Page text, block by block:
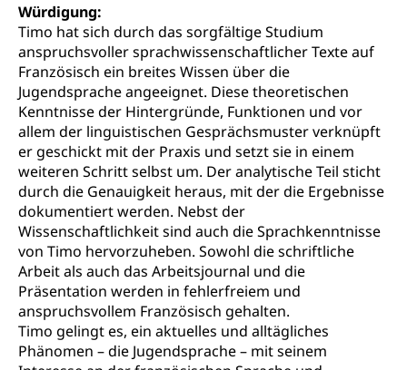
Würdigung:
Timo hat sich durch das sorgfältige Studium
anspruchsvoller sprachwissenschaftlicher Texte auf
Französisch ein breites Wissen über die
Jugendsprache angeeignet. Diese theoretischen
Kenntnisse der Hintergründe, Funktionen und vor
allem der linguistischen Gesprächsmuster verknüpft
er geschickt mit der Praxis und setzt sie in einem
weiteren Schritt selbst um. Der analytische Teil sticht
durch die Genauigkeit heraus, mit der die Ergebnisse
dokumentiert werden. Nebst der
Wissenschaftlichkeit sind auch die Sprachkenntnisse
von Timo hervorzuheben. Sowohl die schriftliche
Arbeit als auch das Arbeitsjournal und die
Präsentation werden in fehlerfreiem und
anspruchsvollem Französisch gehalten.
Timo gelingt es, ein aktuelles und alltägliches
Phänomen – die Jugendsprache – mit seinem
Zentralschweizer Filmförderung
Mobilität
Schiene und öffentlicher Verkehr
Schienenverkehr, Zugverkehr, Bahnverkehr,
Transportmittel, öffentlicher Verkehr
Verkehrsverbund Luzern VVL
Öffentlicher Verkehr Luzern Mobil
Schifffahrt
Schiffsverkehr, Binnenschifffahrt, Seeschifffahrt,
Flussschifffahrt
Schifffahrt (Strassenverkehrsamt)
Strasse
Autoverkehr, Lastwagenverkehr, Schwerverkehr,
leistungsabhängige Schwerverkehrsabgabe,
Langsamverkehr, Transportmittel, Auto, Motorrad,
Individualverkehr
zentras (Betrieb und Unterhalt LU, OW, NW,